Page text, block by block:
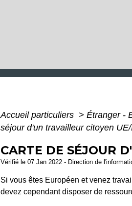
Accueil particuliers > Étranger -
séjour d'un travailleur citoyen
CARTE DE SÉJOUR
Vérifié le 07 Jan 2022 - Direction de
Si vous êtes Européen et venez
devez cependant disposer de